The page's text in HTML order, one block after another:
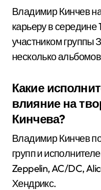
Владимир Кинчев
карьеру в
участником группы
несколько
Какие
влияние на
Кинчева?
Владимир Кинчев
групп и
Zeppelin, AC/DC,
Хендрикс.